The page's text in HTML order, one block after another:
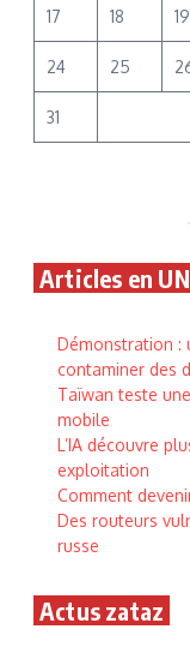
17 18 19
24 25
31
Articles en
Démonstration :
contaminer des
Taïwan teste
mobile
L’IA découvre
exploitation
Comment
Des routeurs
russe
Actus zataz